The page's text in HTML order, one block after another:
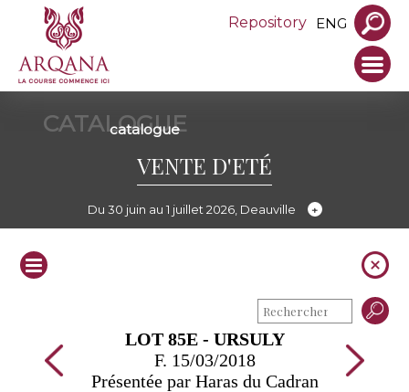
Repository ENG
CATALOGUE
catalogue
VENTE D'ETÉ
Du 30 juin au 1 juillet 2026, Deauville
LOT 85E - URSULY
F. 15/03/2018
Présentée par Haras du Cadran